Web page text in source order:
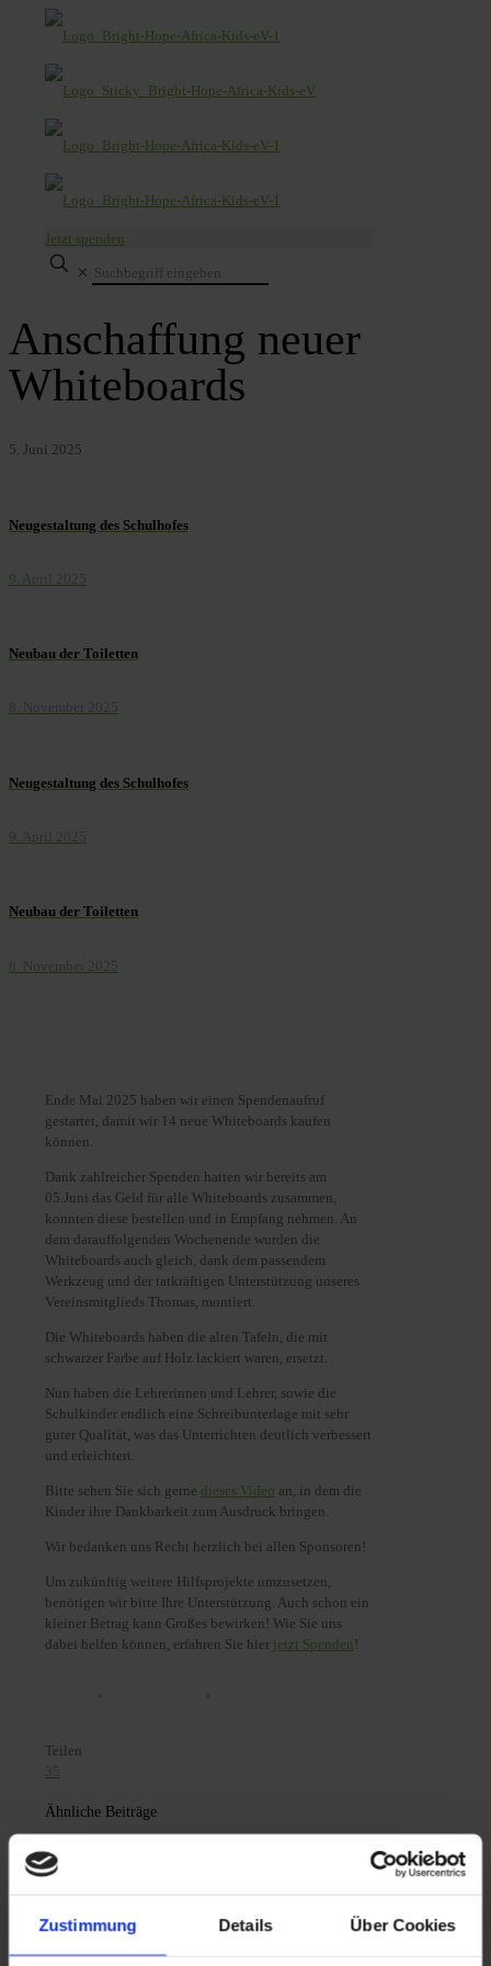
Zustimmung Details Über Cookies
Jetzt spenden
✕
Anschaffung neuer
Whiteboards
5. Juni 2025
Neugestaltung des Schulhofes
Neubau der Toiletten
Neugestaltung des Schulhofes
Neubau der Toiletten
Ende Mai 2025 haben wir einen Spendenaufruf
gestartet, damit wir 14 neue Whiteboards kaufen
können.
Dank zahlreicher Spenden hatten wir bereits am
05.Juni das Geld für alle Whiteboards zusammen,
konnten diese bestellen und in Empfang nehmen. An
dem darauffolgenden Wochenende wurden die
Whiteboards auch gleich, dank dem passendem
Werkzeug und der tatkräftigen Unterstützung unseres
Vereinsmitglieds Thomas, montiert.
Die Whiteboards haben die alten Tafeln, die mit
schwarzer Farbe auf Holz lackiert waren, ersetzt.
Nun haben die Lehrerinnen und Lehrer, sowie die
Schulkinder endlich eine Schreibunterlage mit sehr
guter Qualität, was das Unterrichten deutlich verbessert
und erleichtert.
Bitte sehen Sie sich gerne dieses Video an, in dem die
Kinder ihre Dankbarkeit zum Ausdruck bringen.
Wir bedanken uns Recht herzlich bei allen Sponsoren!
Um zukünftig weitere Hilfsprojekte umzusetzen,
benötigen wir bitte Ihre Unterstützung. Auch schon ein
kleiner Betrag kann Großes bewirken! Wie Sie uns
dabei helfen können, erfahren Sie hier jetzt Spenden !
Teilen
Ähnliche Beiträge